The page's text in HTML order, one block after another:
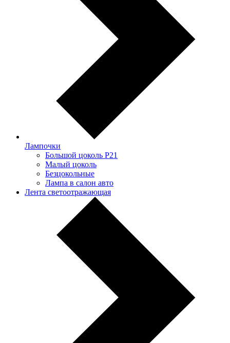
Лампочки
Большой цоколь P21
Малый цоколь
Безцокольные
Лампа в салон авто
Лента светоотражающая